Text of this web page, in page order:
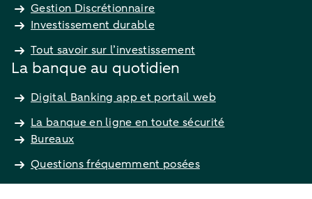
Gestion Discrétionnaire
Investissement durable
Tout savoir sur l’investissement
La banque au quotidien
Digital Banking app et portail web
La banque en ligne en toute sécurité
Bureaux
Questions fréquemment posées